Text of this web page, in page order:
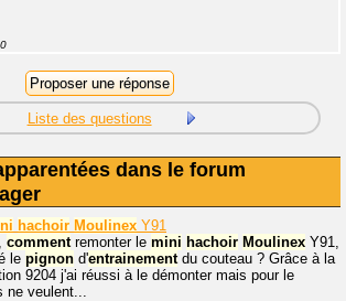
Liste des questions
dans le forum
hachoir Moulinex Y91
commentremonter le mini hachoir Moulinex Y91,
le pignon d'entrainementdu couteau ? Grâce à la
9204 j'ai réussi à le démonter mais pour le
ne veulent...